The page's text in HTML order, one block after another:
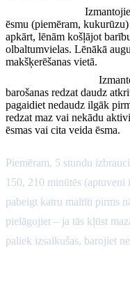
ēsmu (piemēram,
apkārt, lēnām košļājot
olbaltumvielas. Lēnākā
makšķerēšanas vietā.
barošanas redzat daudz
pagaidiet nedaudz ilgāk
redzat maz vai nekādu
ēsmas vai cita veida ēsma.
Piemēram, 5 stundu
150, 210 minūtēs
pabeigt katru maltīti pirms
pielāgojiet – ja tās kļūst
paliek izsalkušas, barojiet